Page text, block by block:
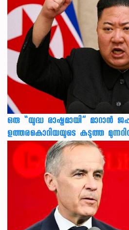
ഒരു “യുദ്ധ രാഷ്ട്രമായി” മാറാൻ
ഉത്തരകൊറിയയുടെ കടുത്ത